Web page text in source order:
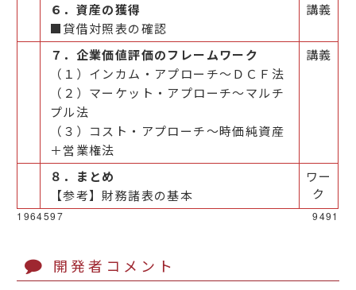
６．資産の獲得
■貸借対照表の確認
講義
７．企業価値評価のフレームワーク
（１）インカム・アプローチ～ＤＣＦ法
（２）マーケット・アプローチ～マルチ
プル法
（３）コスト・アプローチ～時価純資産
＋営業権法
講義
８．まとめ
【参考】財務諸表の基本
ワー
ク
9491
1964597
開発者コメント